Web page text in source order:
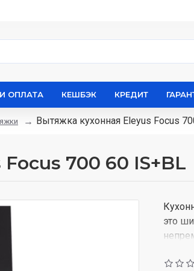
ОПЛАТА КЕШБЭК КРЕДИТ
Вытяжка кухонная Eleyus Focus
700 60 IS+BL
это